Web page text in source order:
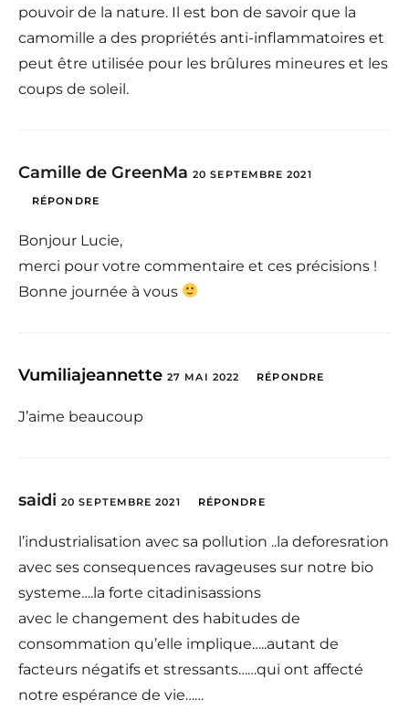
pouvoir de la nature. Il est bon de savoir que la
camomille a des propriétés anti-inflammatoires et
peut être utilisée pour les brûlures mineures et les
coups de soleil.
Camille de GreenMa 20 SEPTEMBRE 2021
RÉPONDRE
Bonjour Lucie,
merci pour votre commentaire et ces précisions !
Bonne journée à vous
Vumiliajeannette 27 MAI 2022 RÉPONDRE
J’aime beaucoup
saidi 20 SEPTEMBRE 2021 RÉPONDRE
l’industrialisation avec sa pollution ..la deforesration
avec ses consequences ravageuses sur notre bio
systeme….la forte citadinisassions
avec le changement des habitudes de
consommation qu’elle implique…..autant de
facteurs négatifs et stressants……qui ont affecté
notre espérance de vie……